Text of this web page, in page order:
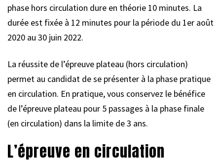
phase hors circulation dure en théorie 10 minutes. La
durée est fixée à 12 minutes pour la période du 1er août
2020 au 30 juin 2022.
La réussite de l’épreuve plateau (hors circulation)
permet au candidat de se présenter à la phase pratique
en circulation. En pratique, vous conservez le bénéfice
de l’épreuve plateau pour 5 passages à la phase finale
(en circulation) dans la limite de 3 ans.
L’épreuve en circulation